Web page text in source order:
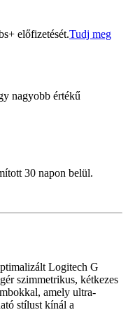
előfizetését.Tudj meg
nagyobb értékű
30 napon belül.
Logitech G
szimmetrikus, kétkezes
amely ultra-
stílust kínál a